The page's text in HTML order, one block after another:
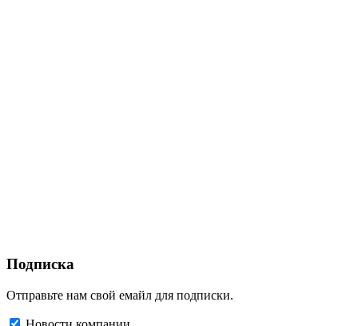
Подписка
Отправьте нам свой емайл для подписки.